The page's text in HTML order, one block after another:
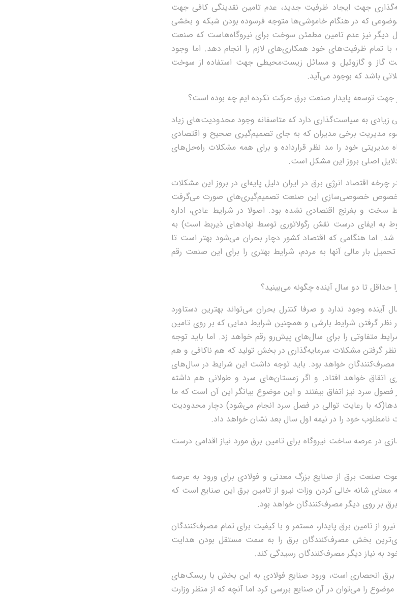
جهت ایجاد ظرفیت جدید، عدم تامین نقدینگی کافی جهت
موضوعی که در هنگام خاموشی‌ها متوجه فرسوده بودن شبکه و بخشی
دیگر نیز عدم تامین مطمئن سوخت برای نیروگاه‌هاست که صنعت
تمام ظرفیت‌‌های خود همکاری‌های لازم را انجام دهد. اما وجود
گاز و گازو‌ئیل و مسائل زیست‌محیطی جهت استفاده از سوخت
باشد که بوجود می‌آید.
جهت توسعه پایدار صنعت برق حرکت‌ نکرده ایم چه بوده است؟
زیادی به سیاست‌گذاری دارد که متاسفانه وجود محدودیت‌های زیاد
مدیریت برخی مدیران که به جای تصمیم‌گیری صحیح و اقتصادی
مدیریتی خود را مد نظر قرارداده و برای همه مشکلات راه‌حل‌های
اصلی بروز این مشکل است.
اقتصاد انرژی برق در ایران دلیل پایه‌ای در بروز این مشکلات
خصوص خصوصی‌سازی این صنعت تصمیم‌گیری‌های صورت می‌گرفت
سخت و بغرنج اقتصادی نشده بود. اصولا در شرایط عادی، اداره
ایفای درست نقش رگولاتوری توسط نهادهای ذیربط است) به
شد. اما هنگامی که اقتصاد کشور دچار بحران می‌شود بهتر است تا
بار مالی آنها به مردم، شرایط بهتری را برای این صنعت رقم
حداقل تا دو سال آینده چگونه می‌بینید؟
چشم‌انداز روشنی در ۵ سال آینده وجود ندارد و صرفا کنترل بحران می‌تواند بهترین دستاورد
نظر گرفتن شرایط بارشی و همچنین شرایط دمایی که بر روی تامین
متفاوتی را برای سال‌های پیش‌رو رقم خواهد زد. اما باید توجه
گرفتن مشکلات سرمایه‌گذاری در بخش تولید که هم ناکافی و هم
خواهد بود. باید توجه داشت این شرایط در سال‌های
خواهد افتاد. و اگر زمستان‌های سرد و طولانی هم داشته
سرد نیز اتفاق بیفتند و این موضوع بیانگر این آن است که ما
با رعایت توالی در فصل سرد انجام می‌شود) دچار محدودیت
نامطلوب خود را در نیمه اول سال بعد نشان خواهد داد.
در عرصه ساخت نیروگاه برای تامین برق مورد نیاز اقدامی درست
صنعت برق از صنایع بزرگ معدنی و فولادی برای ورود به عرصه
معنای شانه خالی کردن وزات نیرو از تامین برق این صنایع است که
بر روی دیگر مصرف‌کنندگان خواهد بود.
از تامین برق پایدار، مستمر و با کیفیت برای تمام مصرف‌کنندگان
بخش مصرف‌کنندگان برق را به سمت مستقل بودن هدایت
به نیاز دیگر مصرف‌کنندگان رسیدگی کند.
برق انحصاری است، ورود صنایع فولادی به این بخش با ریسک‌های
را می‌توان در آن صنایع بررسی کرد اما آنچه که از منظر وزارت